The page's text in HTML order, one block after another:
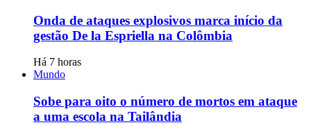
Onda de ataques explosivos marca início da
gestão De la Espriella na Colômbia
Há 7 horas
Mundo
Sobe para oito o número de mortos em ataque
a uma escola na Tailândia